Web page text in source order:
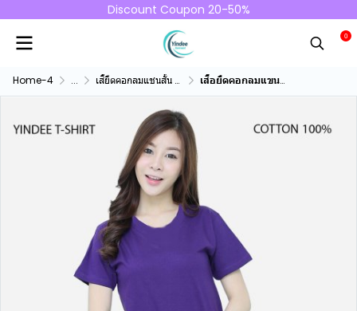
Discount Coupon 20-50%
0
Home-4 ... เสื้ยืดคอกลมแชนสั้น คอทตอน100% เสื้อยืดคอกลมแขนสั้นคอทตอน100% สีม่วงเข้ม